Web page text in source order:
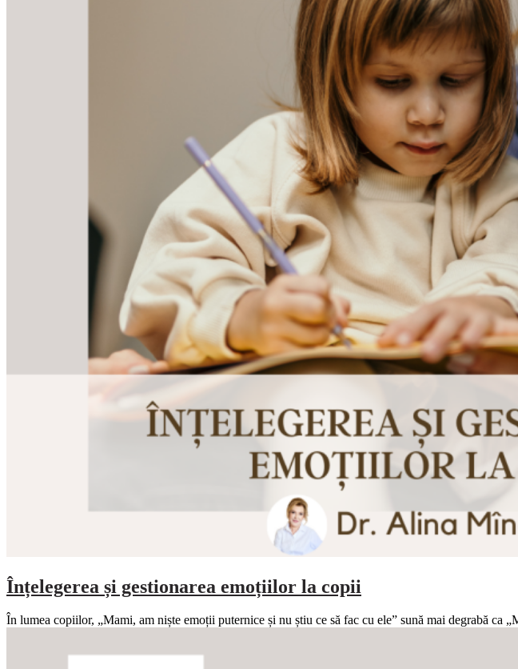
Înțelegerea și gestionarea emoțiilor la copii
În lumea copiilor, „Mami, am niște emoții puternice și nu știu ce să fac cu ele” sună mai degrabă ca